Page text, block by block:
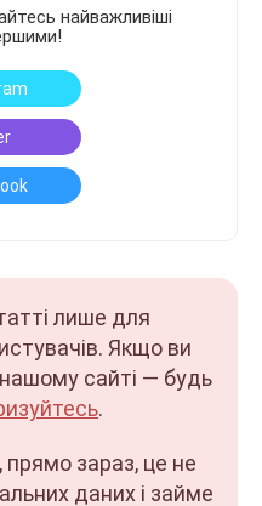
найважливіші
лише для
Якщо ви
сайті — будь
.
прямо зараз, це не
даних і займе